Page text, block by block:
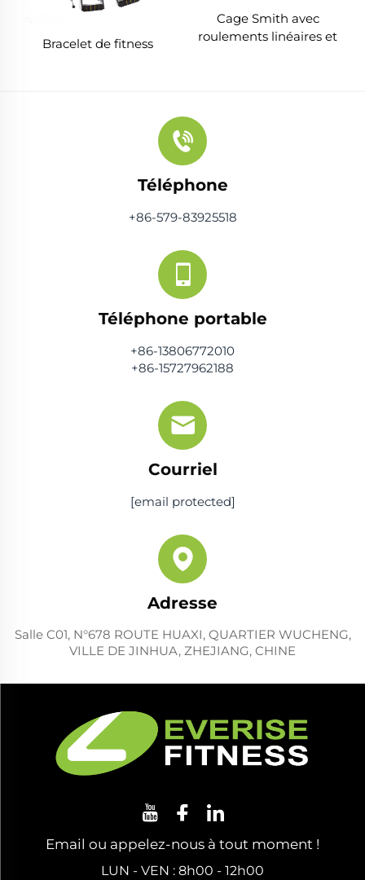
Bracelet de fitness
Cage Smith avec
roulements linéaires et
Téléphone
+86-579-83925518
Téléphone portable
+86-13806772010
+86-15727962188
Courriel
[email protected]
Adresse
Salle C01, N°678 ROUTE HUAXI, QUARTIER WUCHENG,
VILLE DE JINHUA, ZHEJIANG, CHINE
Email ou appelez-nous à tout moment !
LUN - VEN : 8h00 - 12h00